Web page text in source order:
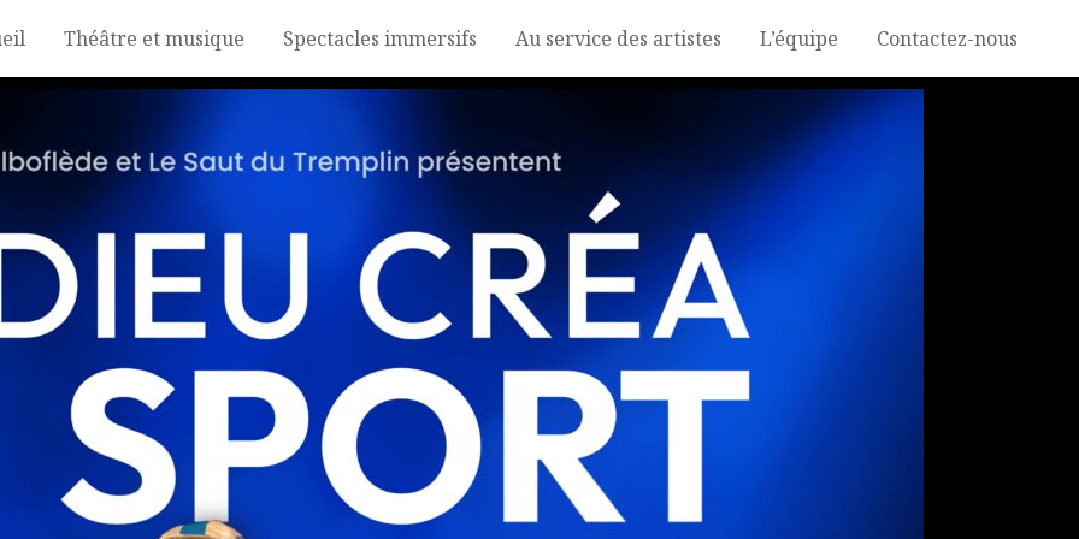
Théâtre et musique Spectacles immersifs Au service des artistes L’équipe Contactez-nous